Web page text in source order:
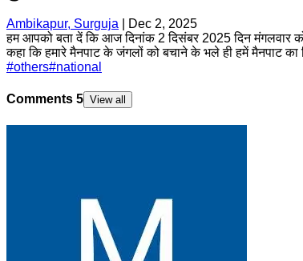
Ambikapur, Surguja
Dec 2, 2025
हम आपको बता दें कि आज दिनांक 2 दिसंबर 2025 दिन मंगलवार
कहा कि हमारे मैनपाट के जंगलों को बचाने के भले ही हमें मैनपाट का
#others#national
Comments 5 View all